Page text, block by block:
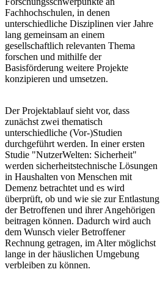
Fachhochschulen, in denen
unterschiedliche Disziplinen vier Jahre
lang gemeinsam an einem
gesellschaftlich relevanten Thema
forschen und mithilfe der
Basisförderung weitere Proje​kte
konzipieren und umsetzen.
Der Projektablauf sieht vor, dass
zunächst zwei thematisch
unterschiedliche (Vor-)Studien
durchgeführt werden. In einer ersten
Studie "NutzerWelten: Sicherheit"
werden sicherheitstechnische Lösungen
in Haushalten von Menschen mit
Demenz betrachtet und es wird
überprüft, ob und wie sie zur Entlastung
der Betroffenen und ihrer Angehörigen
beitragen können. Dadurch wird auch
dem Wunsch vieler Betroffener
Rechnung getragen, im Alter möglichst
lange in der häuslichen Umgebung
verbleiben zu können.